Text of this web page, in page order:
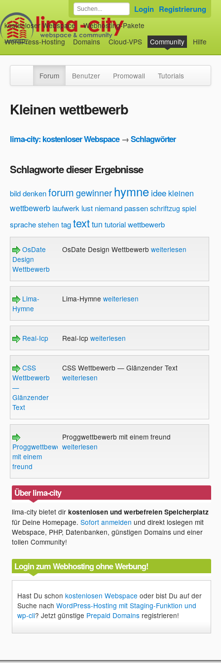
kostenloser Webspace
Webhosting-Pakete
WordPress-Hosting
Domains Cloud-VPS Community Hilfe
Login Registrierung
Forum Benutzer Promowall Tutorials
Kleinen wettbewerb
lima-city: kostenloser Webspace→Schlagwörter
Schlagworte dieser Ergebnisse
bilddenkenforumgewinnerhymne idee kleinen
wettbewerb laufwerk lust niemandpassen schriftzug spiel
sprache stehen tagtexttun tutorialwettbewerb
OsDate
Design
Wettbewerb
OsDate Design Wettbewerb weiterlesen
Lima-
Hymne
Lima-Hymne weiterlesen
Real-Icp Real-Icp weiterlesen
CSS
Wettbewerb
—
Glänzender
Text
CSS Wettbewerb — Glänzender Text
weiterlesen
Proggwettbewerb
mit einem
freund
Proggwettbewerb mit einem freund
weiterlesen
Über lima-city
lima-city bietet dirkostenlosen und werbefreien Speicherplatz
für Deine Homepage.Sofort anmelden und direkt loslegen mit
Webspace, PHP, Datenbanken, günstigen Domains und einer
tollen Community!
Login zum Webhosting ohne Werbung!
Hast Du schonkostenlosen Webspace oder bist Du auf der
Suche nachWordPress-Hosting mit Staging-Funktion und
wp-cli? Jetzt günstige Prepaid Domains registrieren!